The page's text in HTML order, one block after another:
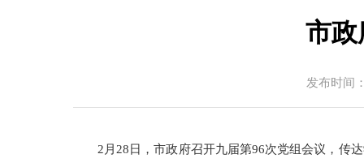
市政
发布时间
2月28日，市政府召开九届第96次党组会议，传